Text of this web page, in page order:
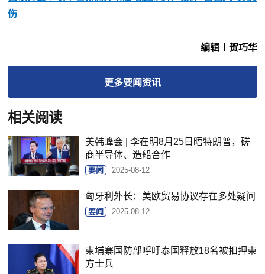
伤
编辑︱贺巧华
更多要闻资讯
相关阅读
美韩峰会 | 李在明8月25日晤特朗普，磋
商半导体、造船合作
要闻 2025-08-12
匈牙利外长：美欧贸易协议存在多处疑问
要闻 2025-08-12
柬埔寨国防部呼吁泰国释放18名被扣押柬
方士兵